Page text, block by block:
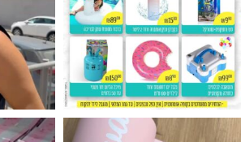
מטף לגילוי מין העובר חזר למלא